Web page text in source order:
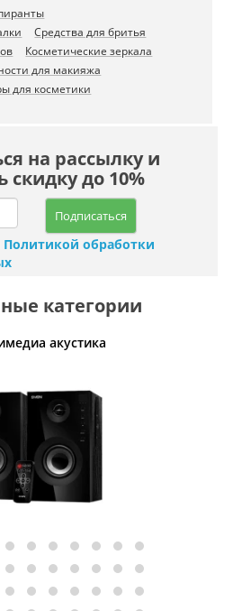
Средства для бритья
Косметические зеркала
для макияжа
для косметики
на рассылку и
скидку до 10%
Подписаться
Политикой обработки
категории
акустика